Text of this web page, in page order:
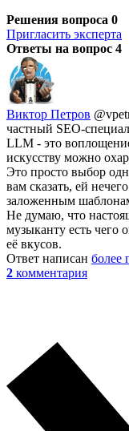
Решения вопроса 0
Пригласить эксперта
Ответы на вопрос 4
Виктор Петров
частный SEO-
LLM - это
искусству можно
Это просто выбор
вам сказать, ей
заложенным
Не думаю, что
музыканту есть чего
её вкусов.
Ответ написан более
2 комментария